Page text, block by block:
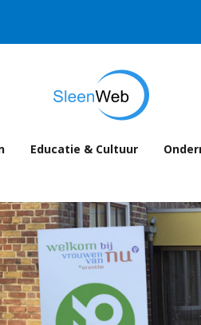
Educatie & Cultuur